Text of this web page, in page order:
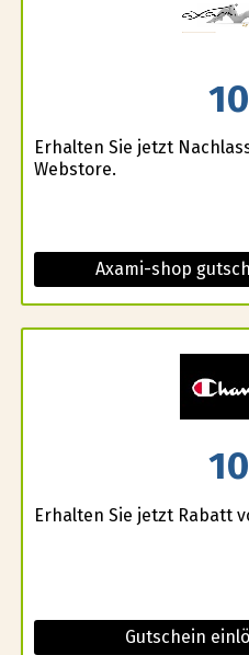
Erhalten Sie jetzt
Webstore.
Axami-shop
Erhalten Sie jetzt Rabatt
Gutschein